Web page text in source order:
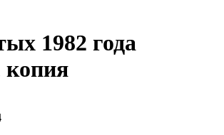
1982 года